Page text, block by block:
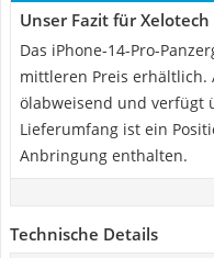
Unser Fazit für
Das iPhone-14-Pro-
mittleren Preis erhältlich.
ölabweisend und verfügt
Lieferumfang ist ein
Anbringung enthalten.
Technische Details